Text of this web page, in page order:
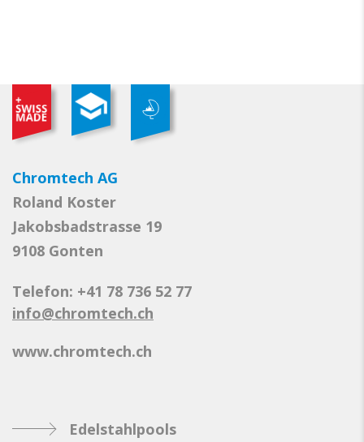
Chromtech AG
Roland Koster
Jakobsbadstrasse 19
9108 Gonten
Telefon: +41 78 736 52 77
info@chromtech.ch
www.chromtech.ch
Edelstahlpools